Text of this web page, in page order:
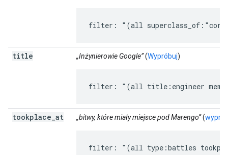
filter: "(all
title „Inżynierowie Google”(Wypróbuj)
filter: "(all title:engineer
tookplace at „bitwy, które miały miejsce pod Marengo”(
filter: "(all type:battles